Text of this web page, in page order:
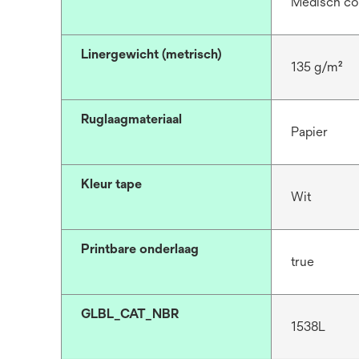
Linergewicht (metrisch)
135 g/m²
Ruglaagmateriaal
Papier
Kleur tape
Wit
Printbare onderlaag
true
GLBL_CAT_NBR
1538L